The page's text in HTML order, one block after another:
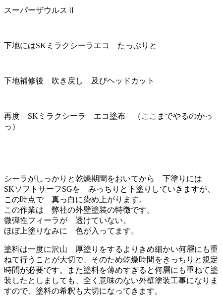
スーパーザウルスⅡ
下地にはSKミラクシーラエコ たっぷりと
下地補修後 吹き戻し 及びヘッドカット
再度 SKミラクシーラ エコ塗布 （ここまでやるのかっ
っ）
シーラがしっかりと乾燥期間をおいてから 下塗りには
SKソフトサーフSGを みっちりと下塗りしていきますが、
この時点で 真っ白に染め上がります。
この作業は 弊社の外壁塗装の特徴です。
微弾性フィーラが 透けていない。
ほぼ上塗りなみに 色が入ってます。
塗料は一度に沢山 厚塗りをするよりきめ細かい何層にも重
ねて行うことが大切で、そのため乾燥時間をきっちりと規定
時間が必要です。また塗料を薄めすぎると何層にも重ねて塗
装したとしましても、全く意味のない外壁塗装工事になりま
すので、塗料の希釈も大切になってきます。